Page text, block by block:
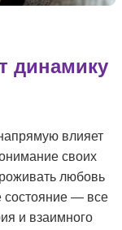
динамику
влияет
своих
любовь
состояние — все
и взаимного